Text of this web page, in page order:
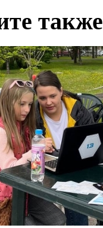
также